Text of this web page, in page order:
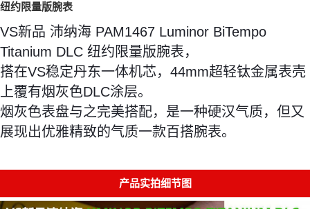
纽约限量版腕表
VS新品 沛纳海 PAM1467 Luminor BiTempo
Titanium DLC 纽约限量版腕表，
搭在VS稳定丹东一体机芯，44mm超轻钛金属表壳
上覆有烟灰色DLC涂层。
烟灰色表盘与之完美搭配，是一种硬汉气质，但又
展现出优雅精致的气质一款百搭腕表。
产品实拍细节图